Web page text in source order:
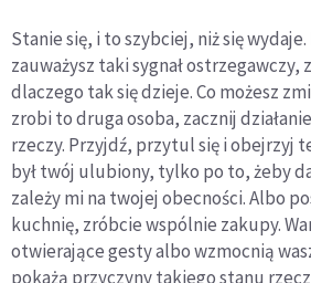
Stanie się, i to szybciej, niż się
zauważysz taki sygnał ostrzegawczy,
dlaczego tak się dzieje. Co możesz
zrobi to druga osoba, zacznij
rzeczy. Przyjdź, przytul się i obejrzyj
był twój ulubiony, tylko po to, żeby
zależy mi na twojej obecności. Albo
kuchnię, zróbcie wspólnie zakupy.
otwierające gesty albo wzmocnią
pokażą przyczyny takiego stanu